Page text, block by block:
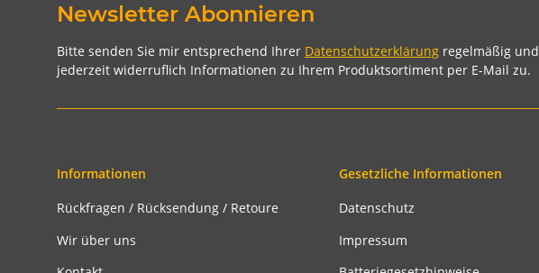
Newsletter Abonnieren
Bitte senden Sie mir entsprechend Ihrer Datenschutzerklärung regelmäßig und
jederzeit widerruflich Informationen zu Ihrem Produktsortiment per E-Mail zu.
Informationen
Rückfragen / Rücksendung / Retoure
Wir über uns
Gesetzliche Informationen
Datenschutz
Impressum